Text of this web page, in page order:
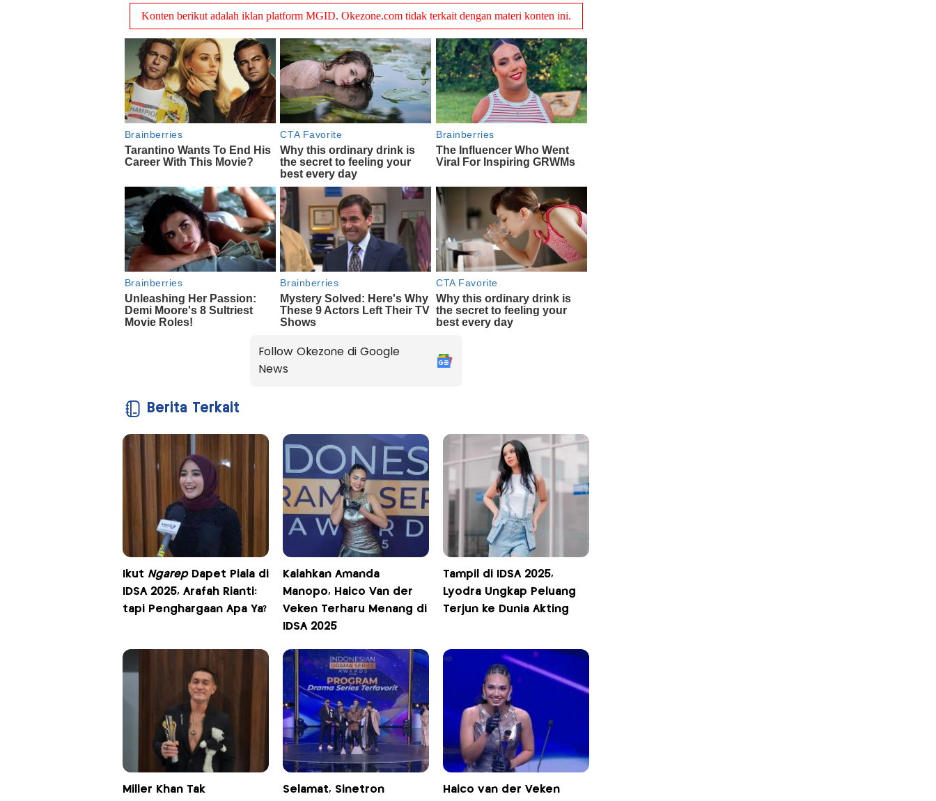
Follow Okezone di Google
News
Berita Terkait
Ikut NgarepDapet Piala di
IDSA 2025, Arafah Rianti:
tapi Penghargaan Apa Ya?
Kalahkan Amanda
Manopo, Haico Van der
Veken Terharu Menang di
IDSA 2025
Tampil di IDSA 2025,
Lyodra Ungkap Peluang
Terjun ke Dunia Akting
Miller Khan Tak Selamat, Sinetron Haico van der Veken